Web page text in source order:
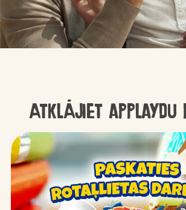
Atklājiet applaydu